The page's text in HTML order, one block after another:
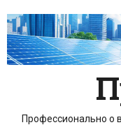
содержимому
Профессионально о